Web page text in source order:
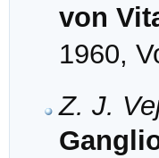
von
1960,
Z. J.